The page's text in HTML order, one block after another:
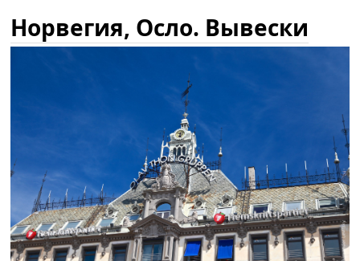
Норвегия, Осло. Вывески